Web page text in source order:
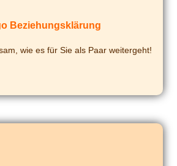
Beziehungsklärung
wie es für Sie als Paar weitergeht!